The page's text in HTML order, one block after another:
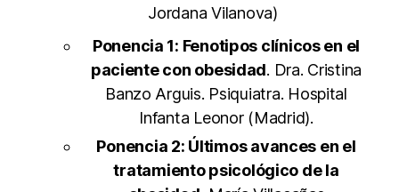
Jordana Vilanova)
Ponencia 1: Fenotipos clínicos en el
paciente con obesidad. Dra. Cristina
Banzo Arguis. Psiquiatra. Hospital
Infanta Leonor (Madrid).
Ponencia 2: Últimos avances en el
tratamiento psicológico de la